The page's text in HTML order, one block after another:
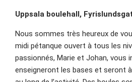
Uppsala boulehall,
Nous sommes très heureux de
midi pétanque ouvert à tous les
passionnés, Marie et Johan, vous
enseigneront les bases et seront